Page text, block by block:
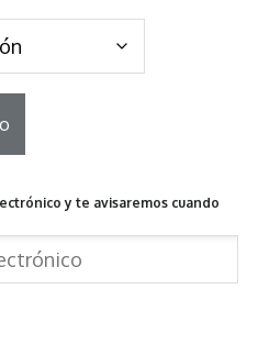
y te avisaremos cuando